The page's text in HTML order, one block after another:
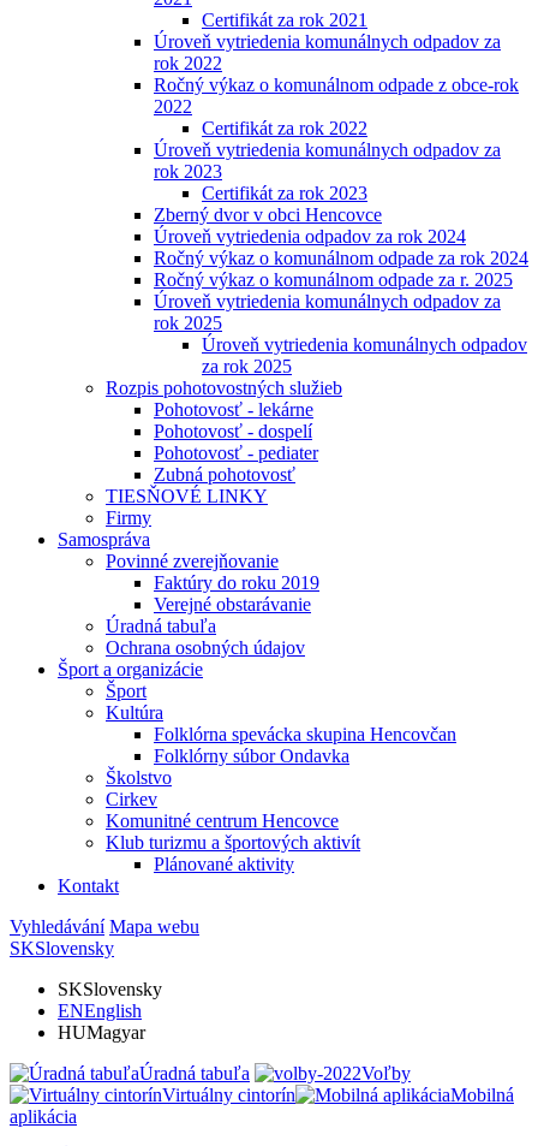
Certifikát za rok 2021
Úroveň vytriedenia komunálnych odpadov za
rok 2022
Ročný výkaz o komunálnom odpade z obce-rok
2022
Certifikát za rok 2022
Úroveň vytriedenia komunálnych odpadov za
rok 2023
Certifikát za rok 2023
Zberný dvor v obci Hencovce
Úroveň vytriedenia odpadov za rok 2024
Ročný výkaz o komunálnom odpade za rok 2024
Ročný výkaz o komunálnom odpade za r. 2025
Úroveň vytriedenia komunálnych odpadov za
rok 2025
Úroveň vytriedenia komunálnych odpadov
za rok 2025
Rozpis pohotovostných služieb
Pohotovosť - lekárne
Pohotovosť - dospelí
Pohotovosť - pediater
Zubná pohotovosť
TIESŇOVÉ LINKY
Firmy
Samospráva
Povinné zverejňovanie
Faktúry do roku 2019
Verejné obstarávanie
Úradná tabuľa
Ochrana osobných údajov
Šport a organizácie
Šport
Kultúra
Folklórna spevácka skupina Hencovčan
Folklórny súbor Ondavka
Školstvo
Cirkev
Komunitné centrum Hencovce
Klub turizmu a športových aktivít
Plánované aktivity
Kontakt
Vyhledávání Mapa webu
SKSlovensky
SKSlovensky
ENEnglish
HUMagyar
Úradná tabuľa
Voľby
Virtuálny cintorín
Mobilná
aplikácia